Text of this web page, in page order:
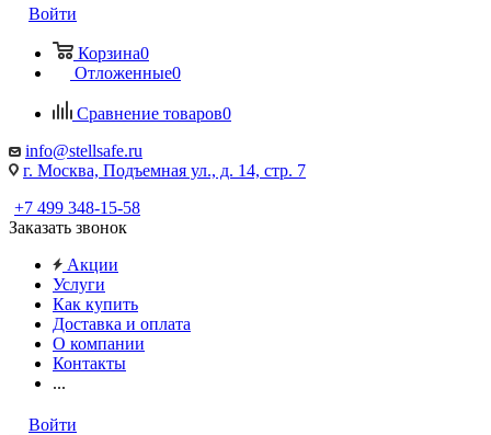
Войти
Корзина0
Отложенные0
Сравнение товаров0
info@stellsafe.ru
г. Москва, Подъемная ул., д. 14, стр. 7
+7 499 348-15-58
Заказать звонок
Акции
Услуги
Как купить
Доставка и оплата
О компании
Контакты
...
Войти